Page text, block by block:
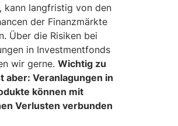
kann langfristig von den
der Finanzmärkte
Über die Risiken bei
in Investmentfonds
wir gerne. Wichtig zu
aber: Veranlagungen in
können mit
Verlusten verbunden